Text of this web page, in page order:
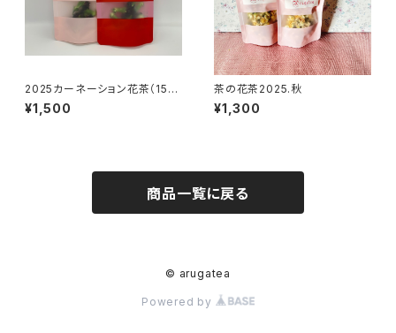
2025カーネーション花茶（15
凛)
¥1,500
茶の花茶2025.秋
¥1,300
商品一覧に戻る
© arugatea
Powered by